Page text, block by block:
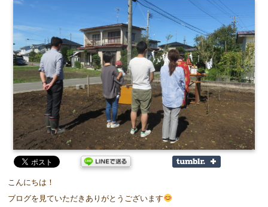
こんにちは！
ブログを見ていただきありがとうございます